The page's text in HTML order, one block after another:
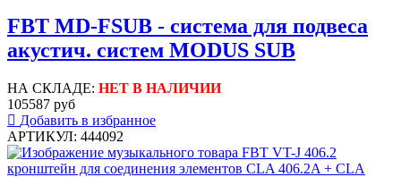
FBT MD-FSUB - система для подвеса
акустич. систем MODUS SUB
НА СКЛАДЕ: НЕТ В НАЛИЧИИ
105587 руб
Добавить в избранное
АРТИКУЛ: 444092